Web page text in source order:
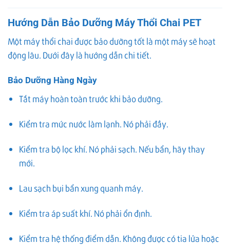
Hướng Dẫn Bảo Dưỡng Máy Thổi Chai PET
Một máy thổi chai được bảo dưỡng tốt là một máy sẽ hoạt
động lâu. Dưới đây là hướng dẫn chi tiết.
Bảo Dưỡng Hàng Ngày
Tắt máy hoàn toàn trước khi bảo dưỡng.
Kiểm tra mức nước làm lạnh. Nó phải đầy.
Kiểm tra bộ lọc khí. Nó phải sạch. Nếu bẩn, hãy thay
mới.
Lau sạch bụi bẩn xung quanh máy.
Kiểm tra áp suất khí. Nó phải ổn định.
Kiểm tra hệ thống điểm dẫn. Không được có tia lửa hoặc